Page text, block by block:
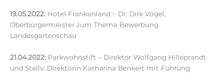
19.05.2022: Hotel Frankenland – Dr. Dirk Vogel,
Oberbürgermeister zum Thema Bewerbung
Landesgartenschau
21.04.2022: Parkwohnstift – Direktor Wolfgang Hilleprandt
und Stellv. Direktorin Katharina Benkert mit Führung